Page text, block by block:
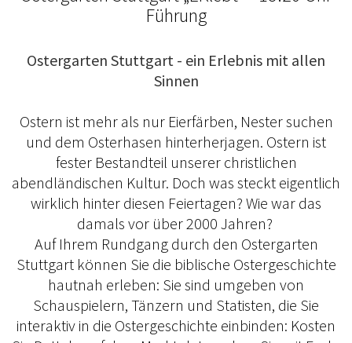
Führung
Ostergarten Stuttgart - ein Erlebnis mit allen
Sinnen
Ostern ist mehr als nur Eierfärben, Nester suchen
und dem Osterhasen hinterherjagen. Ostern ist
fester Bestandteil unserer christlichen
abendländischen Kultur. Doch was steckt eigentlich
wirklich hinter diesen Feiertagen? Wie war das
damals vor über 2000 Jahren?
Auf Ihrem Rundgang durch den Ostergarten
Stuttgart können Sie die biblische Ostergeschichte
hautnah erleben: Sie sind umgeben von
Schauspielern, Tänzern und Statisten, die Sie
interaktiv in die Ostergeschichte einbinden: Kosten